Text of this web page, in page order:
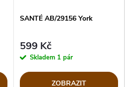
SANTÉ AB/29156 York
599 Kč
Skladem 1 pár
ZOBRAZIT